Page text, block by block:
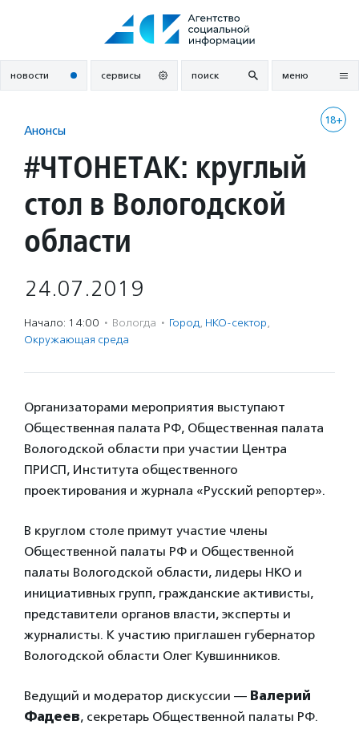
новости сервисы поиск меню
18+
Анонсы
#ЧТОНЕТАК: круглый
стол в Вологодской
области
24.07.2019
Начало: 14:00 · Вологда · Город, НКО-сектор,
Окружающая среда
Организаторами мероприятия выступают
Общественная палата РФ, Общественная палата
Вологодской области при участии Центра
ПРИСП, Института общественного
проектирования и журнала «Русский репортер».
В круглом столе примут участие члены
Общественной палаты РФ и Общественной
палаты Вологодской области, лидеры НКО и
инициативных групп, гражданские активисты,
представители органов власти, эксперты и
журналисты. К участию приглашен губернатор
Вологодской области Олег Кувшинников.
Ведущий и модератор дискуссии — Валерий
Фадеев, секретарь Общественной палаты РФ.